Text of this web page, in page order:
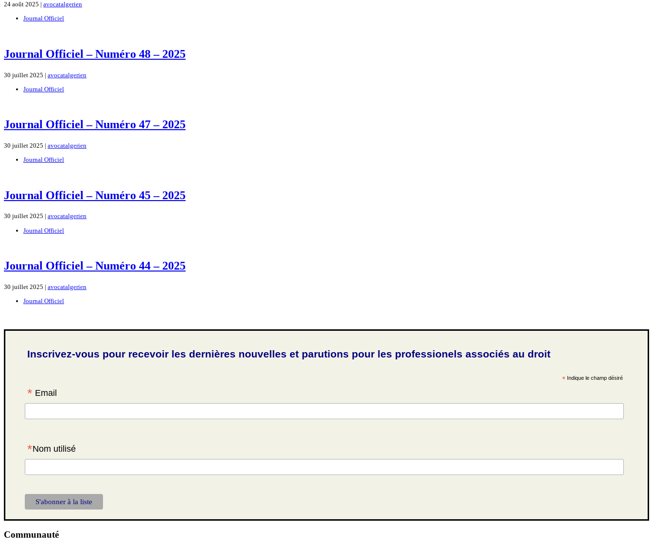
24 août 2025 | avocatalgerien
Journal Officiel
Journal Officiel – Numéro 48 – 2025
30 juillet 2025 | avocatalgerien
Journal Officiel
Journal Officiel – Numéro 47 – 2025
30 juillet 2025 | avocatalgerien
Journal Officiel
Journal Officiel – Numéro 45 – 2025
30 juillet 2025 | avocatalgerien
Journal Officiel
Journal Officiel – Numéro 44 – 2025
30 juillet 2025 | avocatalgerien
Journal Officiel
Inscrivez-vous pour recevoir les dernières nouvelles et parutions pour les professionels associés au droit
*Indique le champ désiré
* Email
*Nom utilisé
Communauté